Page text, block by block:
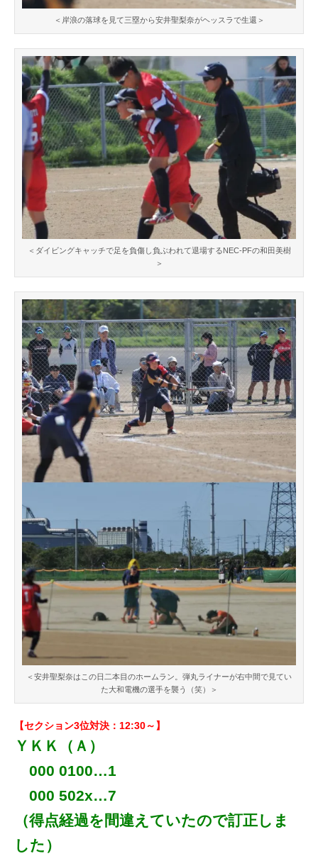
＜岸浪の落球を見て三塁から安井聖梨奈がヘッスラで生還＞
＜ダイビングキャッチで足を負傷し負ぶわれて退場するNEC-PFの和田美樹
＞
＜安井聖梨奈はこの日二本目のホームラン。弾丸ライナーが右中間で見てい
た大和電機の選手を襲う（笑）＞
【セクション3位対決：12:30～】
ＹＫＫ（Ａ）
000 0100…1
000 502x…7
（得点経過を間違えていたので訂正しま
した）